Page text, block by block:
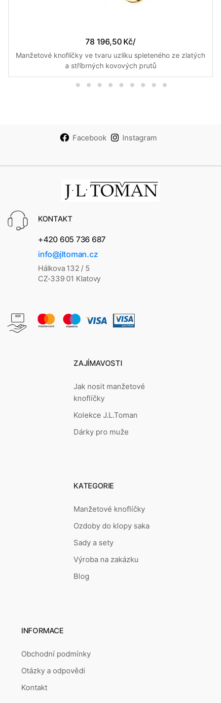
78 196,50 Kč/
Manžetové knoflíčky ve tvaru uzlíku spleteného ze zlatých
a stříbrných kovových prutů
Facebook Instagram
KONTAKT
+420 605 736 687
info@jltoman.cz
Hálkova 132 / 5
CZ-339 01 Klatovy
ZAJÍMAVOSTI
Jak nosit manžetové
knoflíčky
Kolekce J.L.Toman
Dárky pro muže
KATEGORIE
Manžetové knoflíčky
Ozdoby do klopy saka
Sady a sety
Výroba na zakázku
Blog
INFORMACE
Obchodní podmínky
Otázky a odpovědi
Kontakt